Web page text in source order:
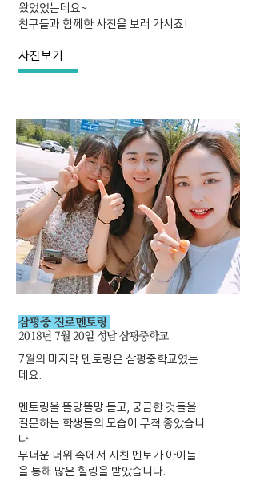
왔었었는데요~
친구들과 함께한 사진을 보러 가시죠!
사진보기
삼평중 진로멘토링
2018년 7월 20일 성남 삼평중학교
7월의 마지막 멘토링은 삼평중학교였는
데요.
멘토링을 똘망똘망 듣고, 궁금한 것들을
질문하는 학생들의 모습이 무척 좋았습니
다.
무더운 더위 속에서 지친 멘토가 아이들
을 통해 많은 힐링을 받았습니다.